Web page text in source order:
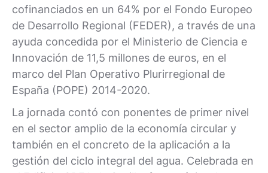
cofinanciados en un 64% por el Fondo Europeo
de Desarrollo Regional (FEDER), a través de una
ayuda concedida por el Ministerio de Ciencia e
Innovación de 11,5 millones de euros, en el
marco del Plan Operativo Plurirregional de
España (POPE) 2014-2020.
La jornada contó con ponentes de primer nivel
en el sector amplio de la economía circular y
también en el concreto de la aplicación a la
gestión del ciclo integral del agua. Celebrada en